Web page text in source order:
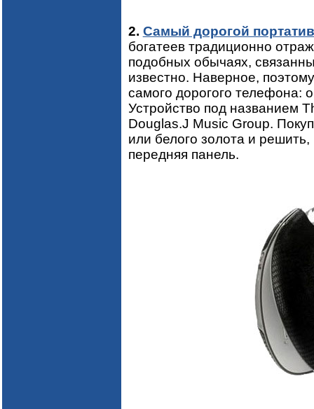
2. Самый дорогой
богатеев традиционно
подобных обычаях,
известно. Наверное,
самого дорогого телефона:
Устройство под названием
Douglas.J Music Group.
или белого золота и
передняя панель.